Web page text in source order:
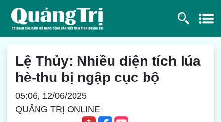
Lệ Thủy: Nhiều diện tích lúa
hè-thu bị ngập cục bộ
05:06, 12/06/2025
QUẢNG TRỊ ONLINE